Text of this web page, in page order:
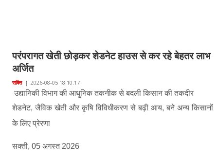
परंपरागत खेती छोड़कर शेडनेट हाउस से कर रहे बेहतर लाभ
अर्जित
सक्ति| 2026-08-05 18:10:17
उद्यानिकी विभाग की आधुनिक तकनीक से बदली किसान की तकदीर
शेडनेट, जैविक खेती और कृषि विविधीकरण से बढ़ी आय, बने अन्य किसानों
के लिए प्रेरणा
सक्ती, 05 अगस्त 2026